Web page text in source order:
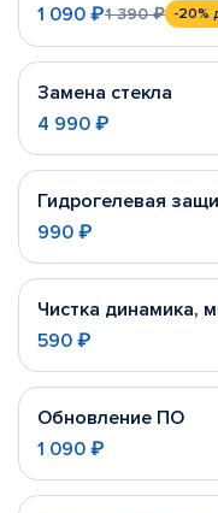
1 090 ₽1 390 ₽ -20%
Замена стекла
4 990 ₽
Гидрогелевая
990 ₽
Чистка динамика,
590 ₽
Обновление ПО
1 090 ₽